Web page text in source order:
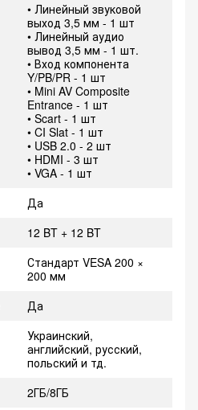
• Линейный звуковой
выход 3,5 мм - 1 шт
• Линейный аудио
вывод 3,5 мм - 1 шт.
• Вход компонента
Y/PB/PR - 1 шт
• Mini AV Composite
Entrance - 1 шт
• Scart - 1 шт
• CI Slat - 1 шт
• USB 2.0 - 2 шт
• HDMI - 3 шт
• VGA - 1 шт
Да
12 BT + 12 BT
Стандарт VESA 200 ×
200 мм
Да
Украинский,
английский, русский,
польский и тд.
2ГБ/8ГБ